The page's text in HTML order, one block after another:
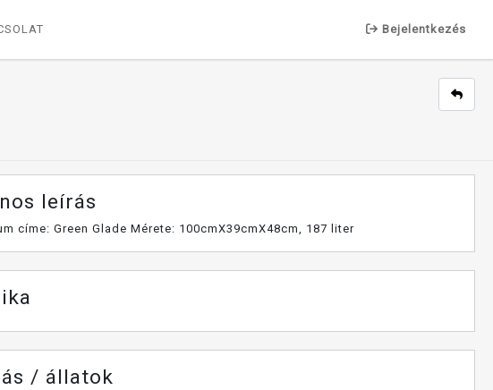
Bejelentkezés
leírás
címe: Green Glade Mérete: 100cmX39cmX48cm, 187 liter
/ állatok